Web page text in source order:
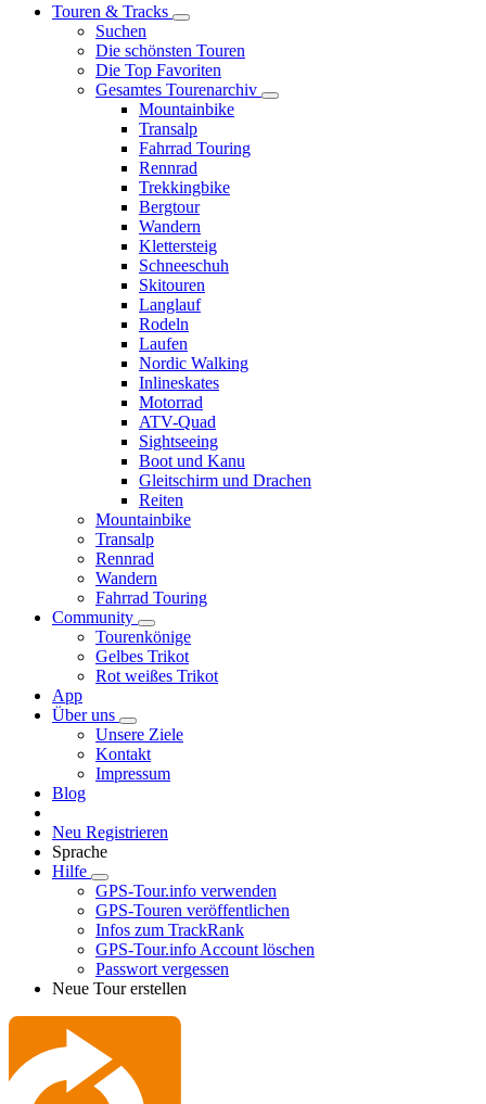
Touren & Tracks
Suchen
Die schönsten Touren
Die Top Favoriten
Gesamtes Tourenarchiv
Mountainbike
Transalp
Fahrrad Touring
Rennrad
Trekkingbike
Bergtour
Wandern
Klettersteig
Schneeschuh
Skitouren
Langlauf
Rodeln
Laufen
Nordic Walking
Inlineskates
Motorrad
ATV-Quad
Sightseeing
Boot und Kanu
Gleitschirm und Drachen
Reiten
Mountainbike
Transalp
Rennrad
Wandern
Fahrrad Touring
Community
Tourenkönige
Gelbes Trikot
Rot weißes Trikot
App
Über uns
Unsere Ziele
Kontakt
Impressum
Blog
Neu Registrieren
Sprache
Hilfe
GPS-Tour.info verwenden
GPS-Touren veröffentlichen
Infos zum TrackRank
GPS-Tour.info Account löschen
Passwort vergessen
Neue Tour erstellen